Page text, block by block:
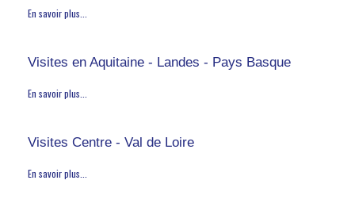
En savoir plus...
Visites en Aquitaine - Landes - Pays Basque
En savoir plus...
Visites Centre - Val de Loire
En savoir plus...